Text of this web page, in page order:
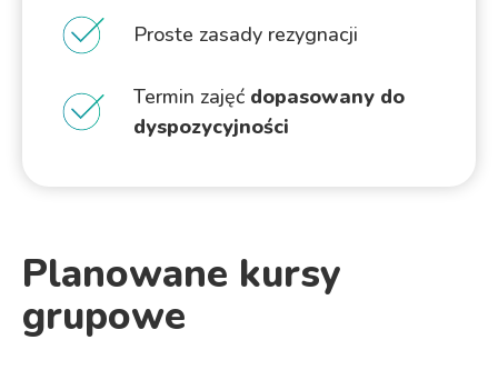
Proste zasady rezygnacji
Termin zajęć dopasowany do
dyspozycyjności
Planowane kursy
grupowe